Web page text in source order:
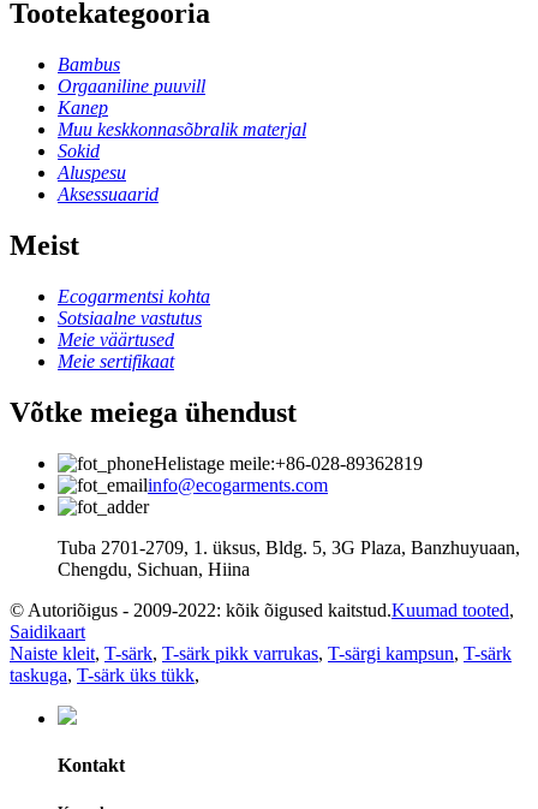
Tootekategooria
Bambus
Orgaaniline puuvill
Kanep
Muu keskkonnasõbralik materjal
Sokid
Aluspesu
Aksessuaarid
Meist
Ecogarmentsi kohta
Sotsiaalne vastutus
Meie väärtused
Meie sertifikaat
Võtke meiega ühendust
Helistage meile:+86-028-89362819
info@ecogarments.com
Tuba 2701-2709, 1. üksus, Bldg. 5, 3G Plaza, Banzhuyuaan,
Chengdu, Sichuan, Hiina
© Autoriõigus - 2009-2022: kõik õigused kaitstud.Kuumad tooted,
Saidikaart
Naiste kleit, T-särk, T-särk pikk varrukas, T-särgi kampsun, T-särk
taskuga, T-särk üks tükk,
Kontakt